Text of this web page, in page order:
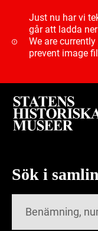
Just nu har vi
går att ladda
We are
prevent image
Sök i